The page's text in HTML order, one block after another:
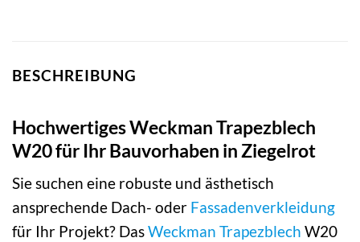
BESCHREIBUNG
Hochwertiges Weckman Trapezblech
W20 für Ihr Bauvorhaben in Ziegelrot
Sie suchen eine robuste und ästhetisch
ansprechende Dach- oder Fassadenverkleidung
für Ihr Projekt? DasWeckman Trapezblech W20